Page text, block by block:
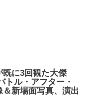
既に3回観た大傑
トル・アフター・
新場面写真、演出